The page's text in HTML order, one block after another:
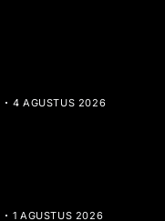
4 AGUSTUS 2026
1 AGUSTUS 2026